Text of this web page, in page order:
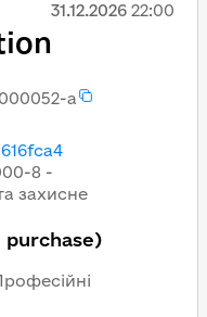
a
8 -
захисне
purchase)
31.12.2026 22:00